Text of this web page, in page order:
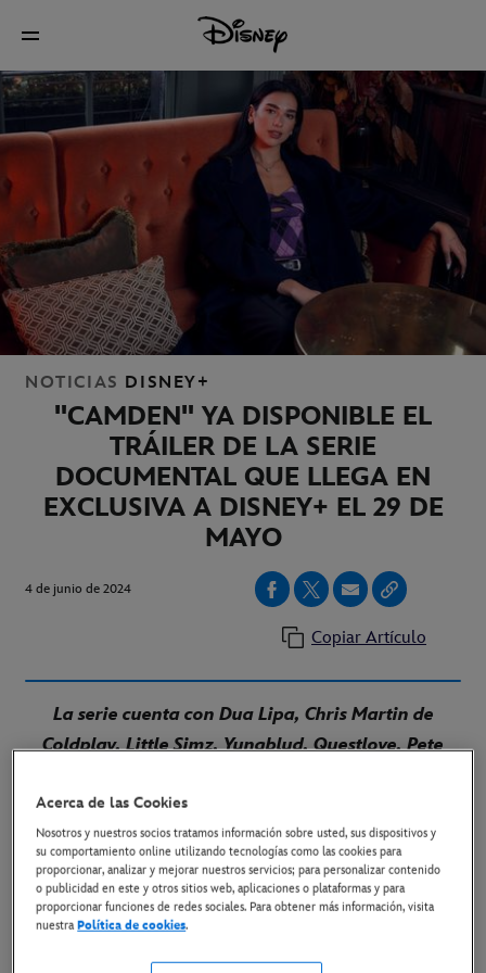
NOTICIAS DISNEY+
"CAMDEN" YA DISPONIBLE EL
TRÁILER DE LA SERIE
DOCUMENTAL QUE LLEGA EN
EXCLUSIVA A DISNEY+ EL 29 DE
MAYO
4 de junio de 2024
Copiar Artículo
La serie cuenta con Dua Lipa, Chris Martin de
Coldplay, Little Simz, Yungblud, Questlove, Pete
Ronson, Nile Rodgers, Boy George, Suggs de
Madness, Back Eyed Peas, Jazzie B de Soul ll Soul,
Chuck. D, Eliza Rose, Lauren Laverne y Sister Bliss
de Faithless
Acerca de las Cookies
Nosotros y nuestros socios tratamos información sobre usted, sus dispositivos y
su comportamiento online utilizando tecnologías como las cookies para
proporcionar, analizar y mejorar nuestros servicios; para personalizar contenido
o publicidad en este y otros sitios web, aplicaciones o plataformas y para
proporcionar funciones de redes sociales. Para obtener más información, visita
nuestraPolítica de cookies.